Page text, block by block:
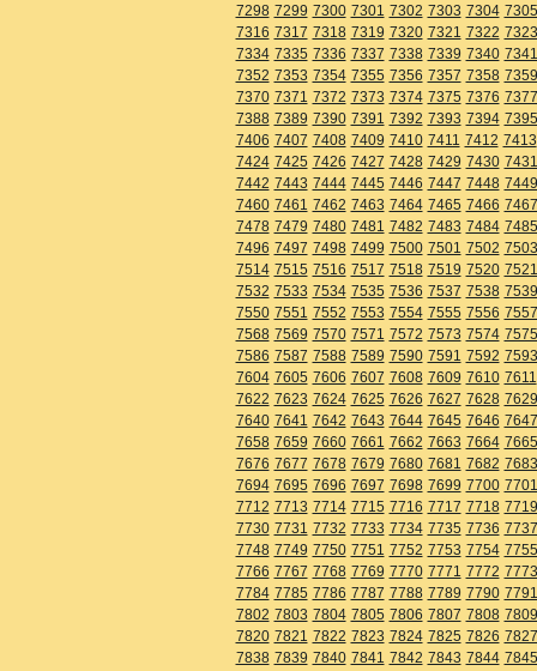
7298 7299 7300 7301 7302 7303 7304 7305
7316 7317 7318 7319 7320 7321 7322 7323
7334 7335 7336 7337 7338 7339 7340 7341
7352 7353 7354 7355 7356 7357 7358 7359
7370 7371 7372 7373 7374 7375 7376 7377
7388 7389 7390 7391 7392 7393 7394 7395
7406 7407 7408 7409 7410 7411 7412 7413
7424 7425 7426 7427 7428 7429 7430 7431
7442 7443 7444 7445 7446 7447 7448 7449
7460 7461 7462 7463 7464 7465 7466 7467
7478 7479 7480 7481 7482 7483 7484 7485
7496 7497 7498 7499 7500 7501 7502 7503
7514 7515 7516 7517 7518 7519 7520 7521
7532 7533 7534 7535 7536 7537 7538 7539
7550 7551 7552 7553 7554 7555 7556 7557
7568 7569 7570 7571 7572 7573 7574 7575
7586 7587 7588 7589 7590 7591 7592 7593
7604 7605 7606 7607 7608 7609 7610 7611
7622 7623 7624 7625 7626 7627 7628 7629
7640 7641 7642 7643 7644 7645 7646 7647
7658 7659 7660 7661 7662 7663 7664 7665
7676 7677 7678 7679 7680 7681 7682 7683
7694 7695 7696 7697 7698 7699 7700 7701
7712 7713 7714 7715 7716 7717 7718 7719
7730 7731 7732 7733 7734 7735 7736 7737
7748 7749 7750 7751 7752 7753 7754 7755
7766 7767 7768 7769 7770 7771 7772 7773
7784 7785 7786 7787 7788 7789 7790 7791
7802 7803 7804 7805 7806 7807 7808 7809
7820 7821 7822 7823 7824 7825 7826 7827
7838 7839 7840 7841 7842 7843 7844 7845